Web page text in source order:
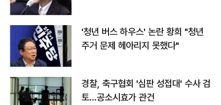
'청년 버스 하우스' 논란 황희 "청년
주거 문제 헤아리지 못했다"
경찰, 축구협회 '심판 성접대' 수사 검
토…공소시효가 관건